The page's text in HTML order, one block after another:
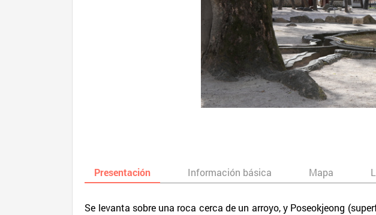
Presentación Información básica Mapa
Se levanta sobre una roca cerca de un arroyo, y Poseokjeong